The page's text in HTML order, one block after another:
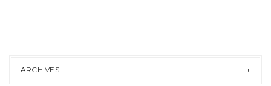
ARCHIVES